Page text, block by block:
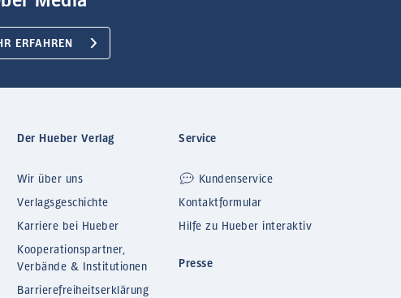
ERFAHREN
Der Hueber Verlag
Wir über uns
Verlagsgeschichte
Karriere bei Hueber
Kooperationspartner,
Verbände & Institutionen
Barrierefreiheitserklärung
Service
Kundenservice
Kontaktformular
Hilfe zu Hueber interaktiv
Presse